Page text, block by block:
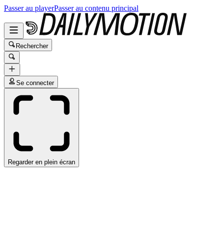
Passer au playerPasser au contenu principal
Rechercher
Se connecter
Regarder en plein écran